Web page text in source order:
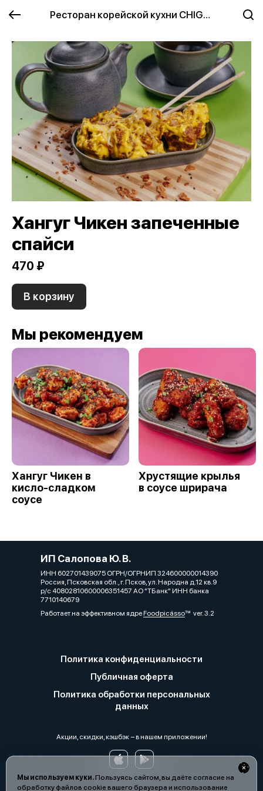
Ресторан корейской кухни CHIGUN
Мы используем куки.Пользуясь сайтом, вы даёте согласие на
обработку файлов cookie вашего браузера и использование
Хангуг Чикен запеченные
спайси
470 ₽
В корзину
Мы рекомендуем
Хангуг Чикен в
кисло-сладком
соусе
Хрустящие крылья
в соусе шрирача
ИП Салопова Ю. В.
ИНН 602701439075 ОГРН/ОГРНИП 324600000014390
Россия, Псковская обл., г. Псков, ул. Народна д.12 кв.9
р/с 40802810600006351457 АО "ТБанк" ИНН банка
7710140679
Работает на эффективном ядреFoodpicássover. 3.2
Политика конфиденциальности
Публичная оферта
Политика обработки персональных
данных
Акции, скидки, кэшбэк − в нашем приложении!